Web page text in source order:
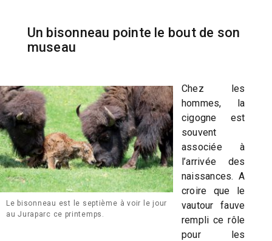
Un bisonneau pointe le bout de son
museau
Le bisonneau est le septième à voir le jour
au Juraparc ce printemps.
Chez les
hommes, la
cigogne est
souvent
associée à
l’arrivée des
naissances. A
croire que le
vautour fauve
rempli ce rôle
pour les